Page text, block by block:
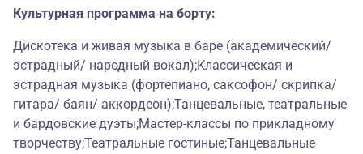
Культурная программа на борту:
Дискотека и живая музыка в баре (академический/
эстрадный/ народный вокал);Классическая и
эстрадная музыка (фортепиано, саксофон/ скрипка/
гитара/ баян/ аккордеон);Танцевальные, театральные
и бардовские дуэты;Мастер-классы по прикладному
творчеству;Театральные гостиные;Танцевальные